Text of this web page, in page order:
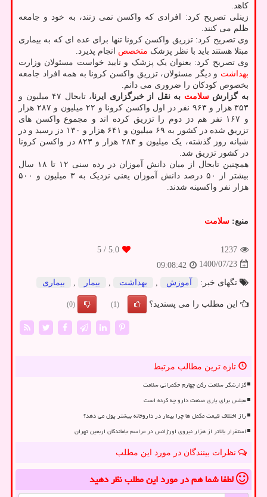
کاهد.
زینلی تصریح کرد: افرادی که واکسن نمی زنند، به خود و جامعه
ظلم می کنند.
وی تصریح کرد: تزریق واکسن کرونا تنها برای عده ای که به بیماری
مبتلا هستند باید با نظر پزشک متخصص انجام پذیرد.
وی تصریح کرد: بعنوان یک پزشک و تایید خواست مسئولان وزارت
بهداشت و دیگر مسئولان، تزریق واکسن کرونا به همه افراد جامعه
بخصوص کودکان را ضروری می دانم.
به گزارشسلامت به نقل از خبرگزاری ایرنا
، تابحال ۴۷ میلیون و
۳۵۳ هزار و ۹۶۳ نفر دز اول واکسن کرونا و ۲۲ میلیون و ۲۸۷ هزار
و ۱۶۷ نفر هم دز دوم را تزریق کرده اند و مجموع واکسن های
تزریق شده در کشور به ۶۹ میلیون و ۶۴۱ هزار و ۱۳۰ دز رسید و در
شبانه روز گذشته، یک میلیون و ۲۸۳ هزار و ۸۲۳ دز واکسن کرونا
در کشور تزریق شد.
همچنین تابحال از میان دانش آموزان در رده سنی ۱۲ تا ۱۸ سال
بیشتر از ۵۰ درصد دانش آموزان یعنی نزدیک به ۳ میلیون و ۵۰۰
هزار نفر واکسینه شدند.
منبع: سلامت
1237
5.0
/ 5
1400/07/23
09:08:42
تگهای خبر:
آموزش بهداشت بیمار بیماری
این مطلب را می پسندید؟ (1)
(0)
تازه ترین مطالب مرتبط
گزارشگر سلامت رکن چهارم حکمرانی سلامت
مجلس برای یاری صنعت دارو چه کرده است
راز اختلاف قیمت مکمل ها چرا بیمار در داروخانه بیشتر پول می دهد؟
استقرار بالاتر از هزار نیروی اورژانس در مراسم جاماندگان اربعین تهران
نظرات بینندگان در مورد این مطلب
لطفا شما همدر مورد این مطلبنظر دهید